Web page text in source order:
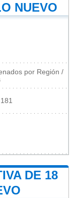
NUEVO
por Región /
DE 18